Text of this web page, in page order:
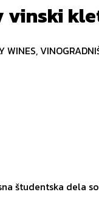
vinski
WINES,
študentska dela